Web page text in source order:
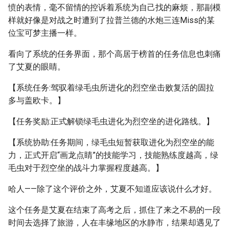
愤的表情，毫不留情的控诉着系统为自己找的麻烦，那副模
样就好像是对战之时遭到了拉普兰德的水炮三连Miss的某
位宝可梦主播一样。
看向了系统的任务界面，那个高居于榜首的任务信息也刺痛
了艾夏的眼睛。
【系统任务:驾驭着绿毛虫所进化的烈空坐击败复活的固拉
多与盖欧卡。】
【任务奖励:正式解锁绿毛虫进化为烈空坐的进化路线。】
【系统协助:任务期间，绿毛虫短暂获取进化为烈空坐的能
力，正式开启“画龙点睛”的技能学习，技能熟练度越高，绿
毛虫对于烈空坐的战斗力掌握程度越高。】
哈人——除了这个评价之外，艾夏不知道应该说什么才好。
这个任务是艾夏在结束了高考之后，抓住了来之不易的一段
时间去选择了旅游，人在丰缘地区的水静市，结果却遇见了